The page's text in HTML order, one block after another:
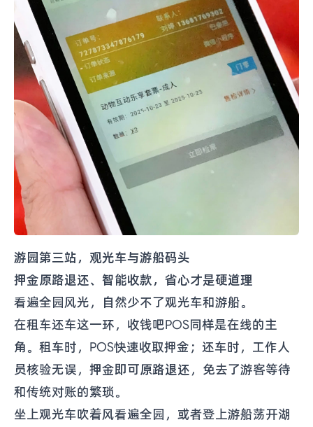
游园第三站，观光车与游船码头
押金原路退还、智能收款，省心才是硬道理
看遍全园风光，自然少不了观光车和游船。
在租车还车这一环，收钱吧POS同样是在线的主
角。租车时，POS快速收取押金；还车时，工作人
员核验无误， 押金即可原路退还，免去了游客等待
和传统对账的繁琐。
坐上观光车吹着风看遍全园，或者登上游船荡开湖